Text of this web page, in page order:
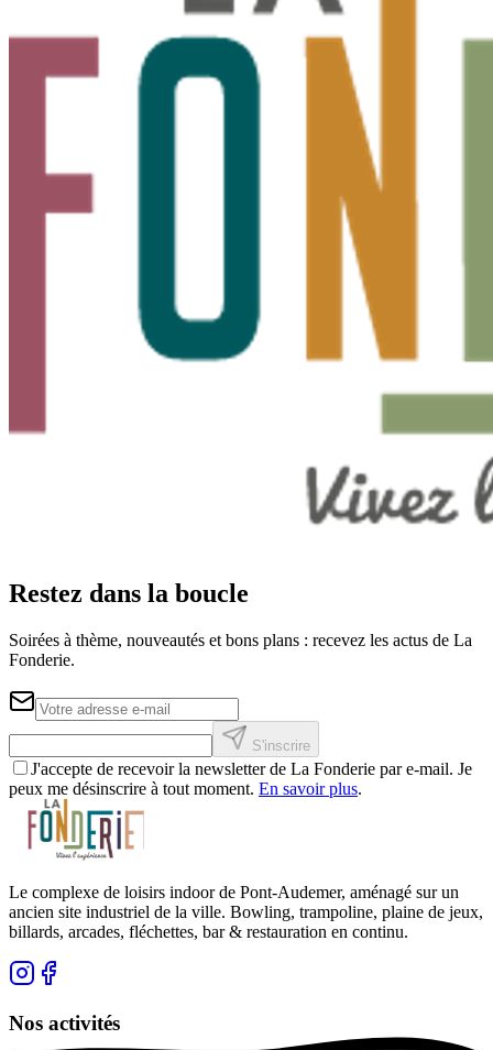
Restez dans la boucle
Soirées à thème, nouveautés et bons plans : recevez les actus de La
Fonderie.
S'inscrire
J'accepte de recevoir la newsletter de La Fonderie par e-mail. Je
peux me désinscrire à tout moment. En savoir plus.
Le complexe de loisirs indoor de Pont-Audemer, aménagé sur un
ancien site industriel de la ville. Bowling, trampoline, plaine de jeux,
billards, arcades, fléchettes, bar & restauration en continu.
Nos activités